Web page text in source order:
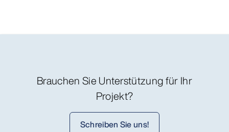
Brauchen Sie Unterstützung für Ihr
Projekt?
Schreiben Sie uns!